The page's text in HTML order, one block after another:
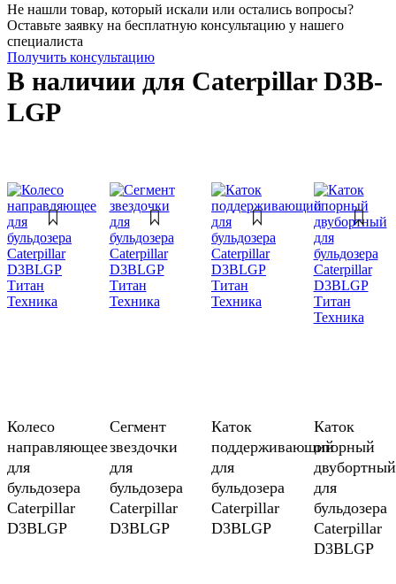
Не нашли товар, который искали или остались вопросы?
Оставьте заявку на бесплатную консультацию у нашего
специалиста
Получить консультацию
В наличии для Caterpillar D3B-
LGP
Колесо
направляющее
для
бульдозера
Caterpillar
D3BLGP
Сегмент
звездочки
для
бульдозера
Caterpillar
D3BLGP
Каток
поддерживающий
для
бульдозера
Caterpillar
D3BLGP
Каток
опорный
двубортный
для
бульдозера
Caterpillar
D3BLGP